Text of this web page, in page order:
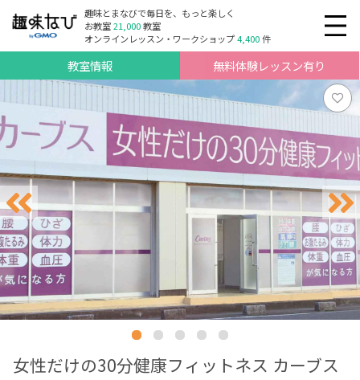
趣味とまなびで毎日を、もっと楽しく
お教室21,000教室
オンラインレッスン・ワークショップ4,400件
教室情報 無料体験レッスン有り
女性だけの30分健康フィットネス カーブス